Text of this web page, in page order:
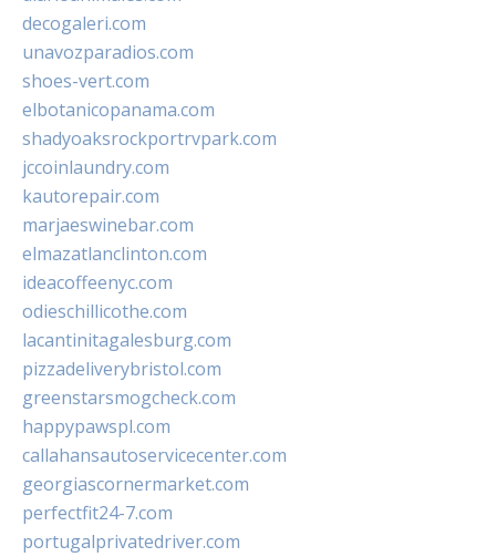
decogaleri.com
unavozparadios.com
shoes-vert.com
elbotanicopanama.com
shadyoaksrockportrvpark.com
jccoinlaundry.com
kautorepair.com
marjaeswinebar.com
elmazatlanclinton.com
ideacoffeenyc.com
odieschillicothe.com
lacantinitagalesburg.com
pizzadeliverybristol.com
greenstarsmogcheck.com
happypawspl.com
callahansautoservicecenter.com
georgiascornermarket.com
perfectfit24-7.com
portugalprivatedriver.com